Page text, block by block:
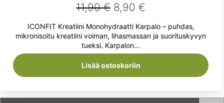
11,90€ Alkuperäinen
hinta
oli:
11,90 €.
8,90€
hinta
on:
8,90 €.
ICONFIT Kreatiini Monohydraatti Karpalo – puhdas,
mikronisoitu kreatiini voiman, lihasmassan ja suorituskyvyn
tueksi. Karpalon...
Lisää ostoskoriin